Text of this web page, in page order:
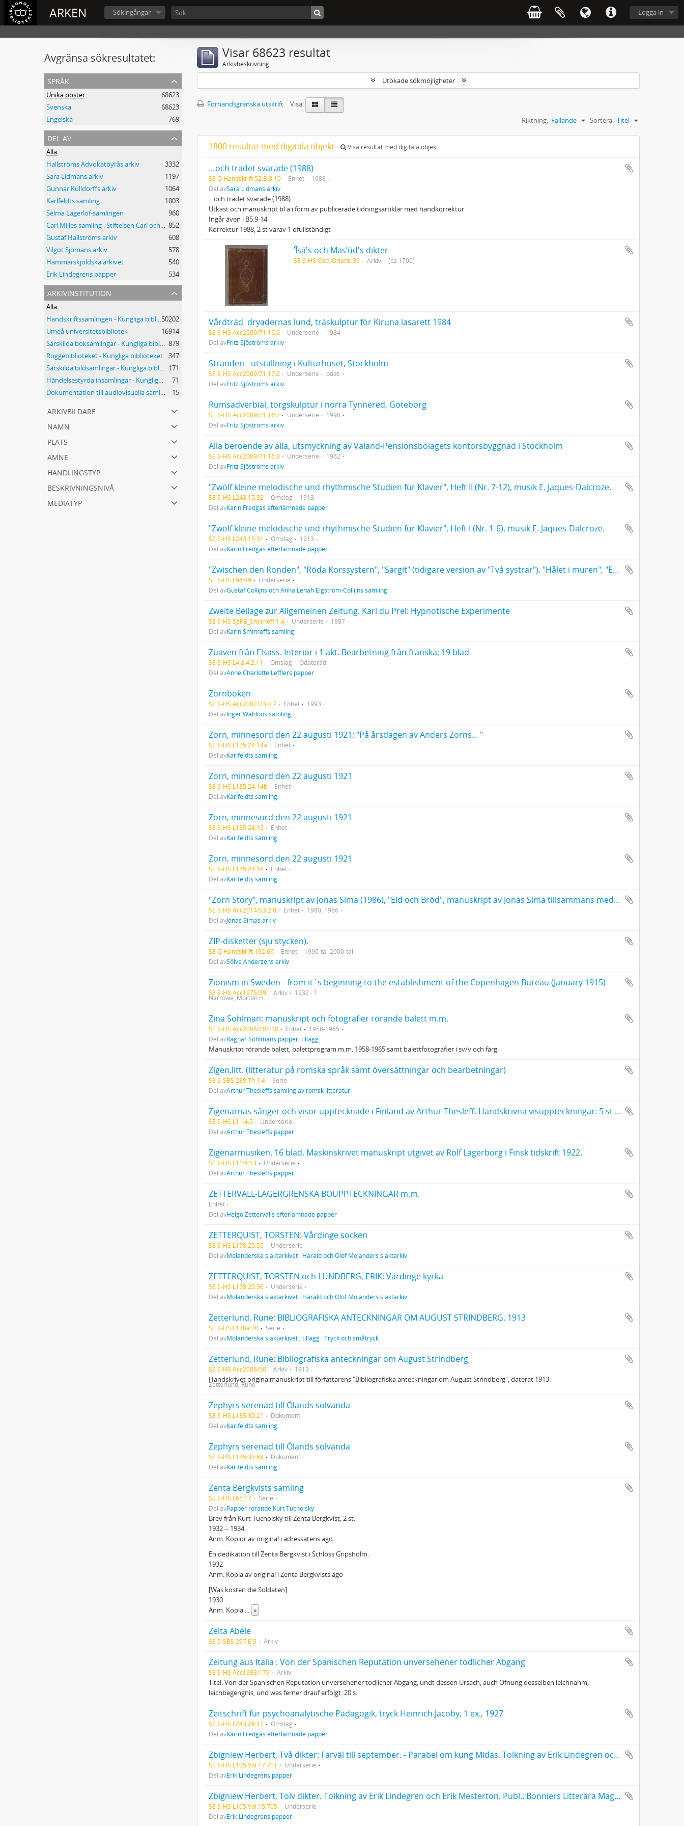
ARKEN Logga in
Sökingångar
Avgränsa sökresultatet:
språk
Unika poster
68623
Svenska
68623
Engelska
769
del av
Alla
Hallströms Advokatbyrås arkiv
3332
Sara Lidmans arkiv
1197
Gunnar Kulldorffs arkiv
1064
Karlfeldts samling
1003
Selma Lagerlöf-samlingen
960
Carl Milles samling : Stiftelsen Carl och Olga Milles Lidingöhem 852
Gustaf Hallströms arkiv
608
Vilgot Sjömans arkiv
578
Hammarskjöldska arkivet
540
Erik Lindegrens papper
534
arkivinstitution
Alla
Handskriftssamlingen - Kungliga biblioteket50202
Umeå universitetsbibliotek
16914
Särskilda boksamlingar - Kungliga biblioteket 879
Roggebiblioteket - Kungliga biblioteket
347
Särskilda bildsamlingar - Kungliga biblioteket 171
Händelsestyrda insamlingar - Kungliga biblioteket
71
Dokumentation till audiovisuella samlingar - Kungliga biblioteket
15
arkivbildare
namn
plats
ämne
handlingstyp
beskrivningsnivå
mediatyp
Visar 68623 resultat
Arkivbeskrivning
Utökade sökmöjligheter
Förhandsgranska utskrift
Visa:
Sortera: Titel
Riktning: Fallande
1800 resultat med digitala objekt Visa resultat med digitala objekt
…och trädet svarade (1988)
SE Q Handskrift 52:B:3:10 Enhet
1988
Del avSara Lidmans arkiv
…och trädet svarade (1988)
Utkast och manuskript bl a i form av publicerade tidningsartiklar med handkorrektur
Ingår även i B5:9-14
Korrektur 1988, 2 st varav 1 ofullständigt
ʼĪsā's och Masʼūd's dikter
SE S-HS Cod. Orient. 39 Arkiv [ca 1700]
Vårdträd  dryadernas lund, träskulptur för Kiruna lasarett 1984
SE S-HS Acc2009/71:16:6 Underserie
1984
Del avFritz Sjöströms arkiv
Stranden - utställning i Kulturhuset, Stockholm
SE S-HS Acc2009/71:17:2 Underserie
odat.
Del avFritz Sjöströms arkiv
Rumsadverbial, torgskulptur i norra Tynnered, Göteborg
SE S-HS Acc2009/71:16:7 Underserie
1990
Del avFritz Sjöströms arkiv
Alla beroende av alla, utsmyckning av Valand-Pensionsbolagets kontorsbyggnad i Stockholm
SE S-HS Acc2009/71:16:8 Underserie
1962
Del avFritz Sjöströms arkiv
"Zwölf kleine melodische und rhythmische Studien für Klavier", Heft II (Nr. 7-12), musik E. Jaques-Dalcroze.
SE S-HS L243:15:32 Omslag
1913
Del avKarin Fredgas efterlämnade papper
"Zwölf kleine melodische und rhythmische Studien für Klavier", Heft I (Nr. 1-6), musik E. Jaques-Dalcroze.
SE S-HS L243:15:31 Omslag
1913
Del avKarin Fredgas efterlämnade papper
"Zwischen den Ronden", "Röda Korssystern", "Sargit" (tidigare version av "Två systrar"), "Hålet i muren", "En ojämn strid", "Bidrag till Thalia"
SE S-HS L94:49
Underserie
Del avGustaf Collijns och Anna Lenah Elgström-Collijns samling
Zweite Beilage zur Allgemeinen Zeitung. Karl du Prel: Hypnotische Experimente
SE S-HS SgKB_Smirnoff:1:4 Underserie
1887
Del avKarin Smirnoffs samling
Zuaven från Elsass. Interiör i 1 akt. Bearbetning från franska; 19 blad
SE S-HS L4:a:4:2:11 Omslag
Odaterad
Del avAnne Charlotte Lefflers papper
Zornboken
SE S-HS Acc2007/23:4:7 Enhet
1993
Del avInger Wahlöös samling
Zorn, minnesord den 22 augusti 1921: "På årsdagen av Anders Zorns... "
SE S-HS L135:24:14a
Enhet
Del avKarlfeldts samling
Zorn, minnesord den 22 augusti 1921
SE S-HS L135:24:14b
Enhet
Del avKarlfeldts samling
Zorn, minnesord den 22 augusti 1921
SE S-HS L135:24:15
Enhet
Del avKarlfeldts samling
Zorn, minnesord den 22 augusti 1921
SE S-HS L135:24:16
Enhet
Del avKarlfeldts samling
"Zorn Story", manuskript av Jonas Sima (1986), "Eld och Bröd", manuskript av Jonas Sima tillsammans med Sven Viksten (1980)
SE S-HS Acc2014/53:2:8 Enhet
1980, 1986
Del avJonas Simas arkiv
ZIP-disketter (sju stycken).
SE Q Handskrift 192:66 Enhet
1990-tal-2000-tal
Del avSölve Anderzéns arkiv
Zionism in Sweden - from it´s beginning to the establishment of the Copenhagen Bureau (January 1915)
SE S-HS Acc1975/59 Arkiv 1932 - ?
Narrowe, Morton H.
Zina Sohlman: manuskript och fotografier rörande balett m.m.
SE S-HS Acc2005/102:10 Enhet
1958-1965
Del avRagnar Sohlmans papper, tillägg
Manuskript rörande balett, balettprogram m.m. 1958-1965 samt balettfotografier i sv/v och färg
Zigen.litt. (litteratur på romska språk samt översättningar och bearbetningar)
SE S-SBS 288 Th 1:4
Serie
Del avArthur Thesleffs samling av romsk litteratur
Zigenarnas sånger och visor upptecknade i Finland av Arthur Thesleff. Handskrivna visuppteckningar: 5 st efter Sordavalazigenaren Herman Hagert 1899; 3 st efter zigenaren Lindman i Alajärvi socken 1897; 2 st efter Savolakszigenaren Hedman 1897; 1 st med beteckningen "smörja" och 21 st anonyma visuppteckningar varav några försedda med svensk översättning. 35 blad.
SE S-HS L11:4:5
Underserie
Del avArthur Thesleffs papper
Zigenarmusiken. 16 blad. Maskinskrivet manuskript utgivet av Rolf Lagerborg i Finsk tidskrift 1922.
SE S-HS L11:4:13
Underserie
Del avArthur Thesleffs papper
ZETTERVALL-LAGERGRENSKA BOUPPTECKNINGAR m.m.
Enhet
Del avHelgo Zettervalls efterlämnade papper
ZETTERQUIST, TORSTEN: Vårdinge socken
SE S-HS L178:25:55
Underserie
Del avMolanderska släktarkivet : Harald och Olof Molanders släktarkiv
ZETTERQUIST, TORSTEN och LUNDBERG, ERIK: Vårdinge kyrka
SE S-HS L178:25:56
Underserie
Del avMolanderska släktarkivet : Harald och Olof Molanders släktarkiv
Zetterlund, Rune: BIBLIOGRAFISKA ANTECKNINGAR OM AUGUST STRINDBERG. 1913
SE S-HS L178a:20
Serie
Del avMolanderska släktarkivet , tillägg : Tryck och småtryck
Zetterlund, Rune: Bibliografiska anteckningar om August Strindberg
SE S-HS Acc2006/58 Arkiv 1913
Handskrivet originalmanuskript till författarens "Bibliografiska anteckningar om August Strindberg", daterat 1913.
Zetterlund, Rune
Zephyrs serenad till Ölands solvända
SE S-HS L135:30:21
Dokument
Del avKarlfeldts samling
Zephyrs serenad till Ölands solvända
SE S-HS L135:33:69
Dokument
Del avKarlfeldts samling
Zenta Bergkvists samling
SE S-HS L65:17
Serie
Del avPapper rörande Kurt Tucholsky
Brev från Kurt Tucholsky till Zenta Bergkvist, 2 st.
1932 -- 1934
Anm. Kopior av original i adressatens ägo
En dedikation till Zenta Bergkvist i Schloss Gripsholm.
1932
Anm. Kopia av original i Zenta Bergkvists ägo
[Was kosten die Soldaten].
1930
Anm. Kopia
»
Zelta Abele
SE S-SBS 297 E 5 Arkiv
Zeitung aus Italia : Von der Spanischen Reputation unversehener todlicher Abgang
SE S-HS Acc1993/179 Arkiv
Titel: Von der Spanischen Reputation unversehener todlicher Abgang, undt dessen Ursach, auch Ofnung desselben leichnahm,
leichbegengnis, und was ferner drauf erfolgt. 20 s.
Zeitschrift für psychoanalytische Pädagogik, tryck Heinrich Jacoby, 1 ex., 1927
SE S-HS L243:26:17
Omslag
Del avKarin Fredgas efterlämnade papper
Zbigniew Herbert, Två dikter: Farväl till september. - Parabel om kung Midas. Tolkning av Erik Lindegren och Erik Mesterton. Publ.: Lyrikvännen, årg. 11 (1964), nr. 4, s. [1]-3.
SE S-HS L105:Vol.17:711
Underserie
Del avErik Lindegrens papper
Zbigniew Herbert, Tolv dikter. Tolkning av Erik Lindegren och Erik Mesterton. Publ.: Bonniers Litterära Magasin, årg. 32 (1963), s. 454-461.
SE S-HS L105:Vol.15:705
Underserie
Del avErik Lindegrens papper